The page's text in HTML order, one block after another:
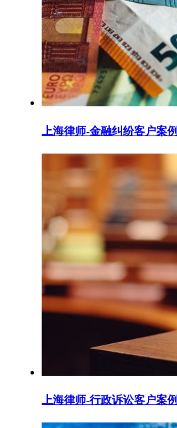
上海律师-金融纠纷客户案例
上海律师-行政诉讼客户案例